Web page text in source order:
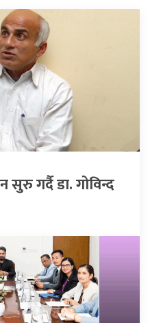
गर्दै डा. गोविन्द